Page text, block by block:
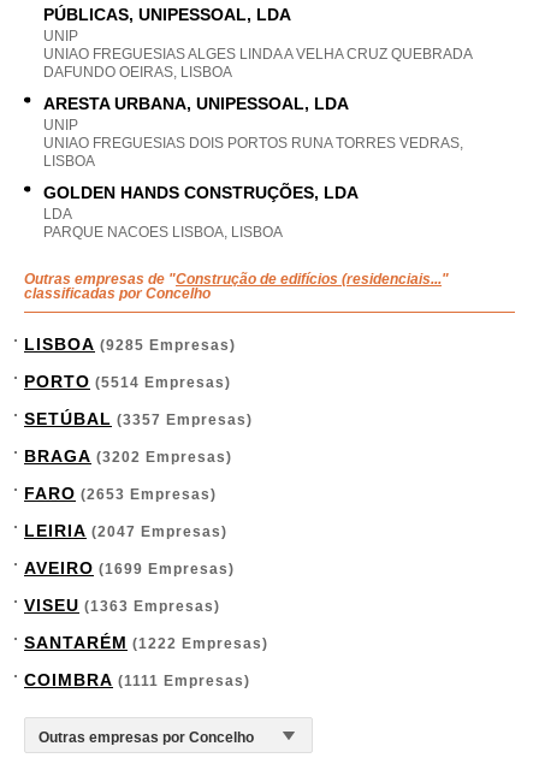
PÚBLICAS, UNIPESSOAL, LDA
UNIP
UNIAO FREGUESIAS ALGES LINDA A VELHA CRUZ QUEBRADA
DAFUNDO OEIRAS, LISBOA
ARESTA URBANA, UNIPESSOAL, LDA
UNIP
UNIAO FREGUESIAS DOIS PORTOS RUNA TORRES VEDRAS,
LISBOA
GOLDEN HANDS CONSTRUÇÕES, LDA
LDA
PARQUE NACOES LISBOA, LISBOA
Outras empresas de "Construção de edifícios (residenciais..."
classificadas por Concelho
LISBOA (9285 Empresas)
PORTO (5514 Empresas)
SETÚBAL (3357 Empresas)
BRAGA (3202 Empresas)
FARO (2653 Empresas)
LEIRIA (2047 Empresas)
AVEIRO (1699 Empresas)
VISEU (1363 Empresas)
SANTARÉM (1222 Empresas)
COIMBRA (1111 Empresas)